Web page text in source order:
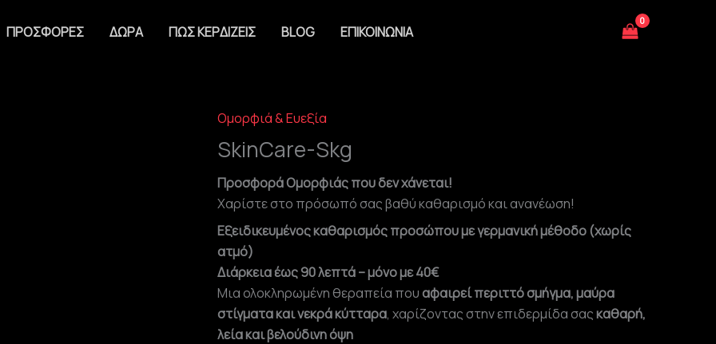
ΠΡΟΣΦΟΡΈΣ ΔΏΡΑ ΠΩΣ ΚΕΡΔΊΖΕΙΣ BLOG ΕΠΙΚΟΙΝΩΝΊΑ
Ομορφιά & Ευεξία
SkinCare-Skg
Προσφορά Ομορφιάς που δεν χάνεται!
Χαρίστε στο πρόσωπό σας βαθύ καθαρισμό και ανανέωση!
Εξειδικευμένος καθαρισμός προσώπου με γερμανική μέθοδο (χωρίς
ατμό)
Διάρκεια έως 90 λεπτά – μόνο με 40€
Μια ολοκληρωμένη θεραπεία πουαφαιρεί περιττό σμήγμα, μαύρα
στίγματα και νεκρά κύτταρα, χαρίζοντας στην επιδερμίδα σαςκαθαρή,
λεία και βελούδινη όψη
SkinCare-
Skg
ποσότητα